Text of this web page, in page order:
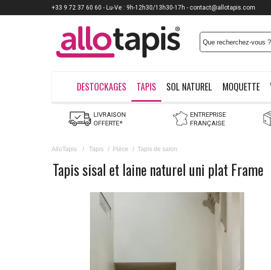
DESTOCKAGES TAPIS SOL NATUREL MOQUETTE
LIVRAISON
OFFERTE*
ENTREPRISE
FRANÇAISE
AlloTapis / Tapis / Pièce / Tapis de salon
Tapis sisal et laine naturel uni plat Frame
+33 9 72 37 60 60 - Lu-Ve : 9h-12h30/13h30-17h - contact@allotapis.com